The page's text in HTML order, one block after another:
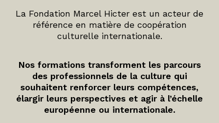
La Fondation Marcel Hicter est un acteur de
référence en matière de coopération
culturelle internationale.
Nos formations transforment les parcours
des professionnels de la culture qui
souhaitent renforcer leurs compétences,
élargir leurs perspectives et agir à l’échelle
européenne ou internationale.